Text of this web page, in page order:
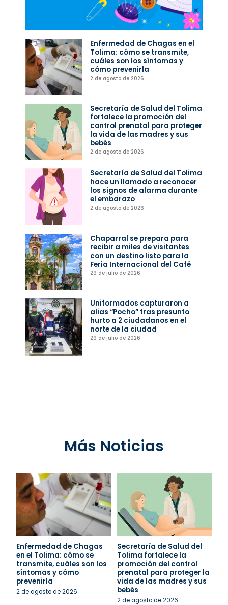
Enfermedad de Chagas en el
Tolima: cómo se transmite,
cuáles son los síntomas y
cómo prevenirla
2 de agosto de 2026
Secretaría de Salud del Tolima
fortalece la promoción del
control prenatal para proteger
la vida de las madres y sus
bebés
2 de agosto de 2026
Secretaría de Salud del Tolima
hace un llamado a reconocer
los signos de alarma durante
el embarazo
2 de agosto de 2026
Chaparral se prepara para
recibir a miles de visitantes
con un destino listo para la
Feria Internacional del Café
29 de julio de 2026
Uniformados capturaron a
alias “Pocho” tras presunto
hurto a 2 ciudadanos en el
norte de la ciudad
29 de julio de 2026
Más Noticias
Enfermedad de Chagas
en el Tolima: cómo se
transmite, cuáles son los
síntomas y cómo
prevenirla
2 de agosto de 2026
Secretaría de Salud del
Tolima fortalece la
promoción del control
prenatal para proteger la
vida de las madres y sus
bebés
2 de agosto de 2026